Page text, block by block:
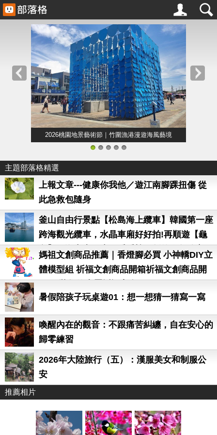
2026桃園地景藝術節｜竹圍漁港漫遊海風藝境
主題部落格精選
上報文章---健康你我他／遊江南腳踝扭傷 從
此急救包隨身
釜山自由行景點【松島海上纜車】韓國第一座
跨海觀光纜車，水晶車廂好好拍!再順遊【龜
島】，海中央散步，看看韓國版的人魚公主。
媽祖文創商品推薦｜香燈腳必買 小神轎DIY立
體模型組 祈福文創商品開箱祈福文創商品開
暑假陪孩子玩桌遊01：想一想猜一猜寫一寫
喚醒內在的觀音：不跟痛苦糾纏，自在安心的
歸零練習
2026年大陸旅行（五）：漢服美女和制服公
安
推薦相片